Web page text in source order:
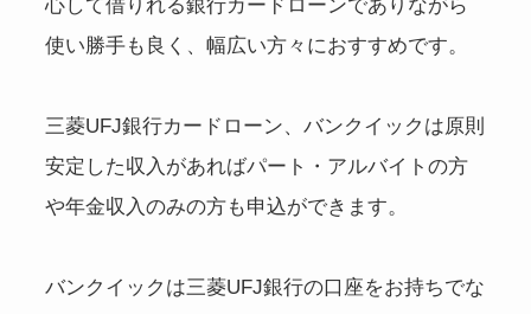
心して借りれる銀行カードローンでありながら
使い勝手も良く、幅広い方々におすすめです。
三菱UFJ銀行カードローン、バンクイックは原則
安定した収入があればパート・アルバイトの方
や年金収入のみの方も申込ができます。
バンクイックは三菱UFJ銀行の口座をお持ちでな